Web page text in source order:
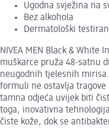
Ugodna svježina na
Bez alkohola
Dermatološki
NIVEA MEN Black &
muškarce pruža 48-satnu
neugodnih tjelesnih
formuli ne ostavlja tragove
tamna odjeća uvijek biti
toga, inovativna
čiste kože, dok se